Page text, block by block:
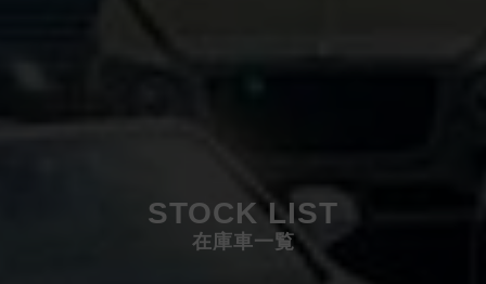
STOCK LIST
在庫車一覧